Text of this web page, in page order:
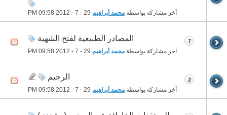
آخر مشاركة بواسطة محمد أبراهيم 09:58 PM
المصادر الطبيعية لفتح الشهية
آخر مشاركة بواسطة محمد أبراهيم 09:58 PM
7
الرجيم
آخر مشاركة بواسطة محمد أبراهيم 09:58 PM
2